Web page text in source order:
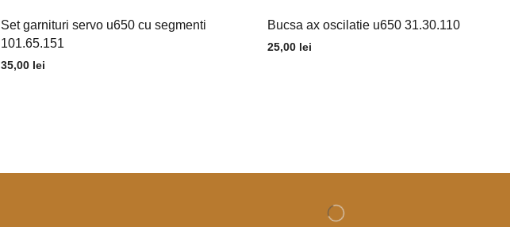
Set garnituri servo u650 cu segmenti
101.65.151
35,00 lei
Bucsa ax oscilatie u650 31.30.110
25,00 lei